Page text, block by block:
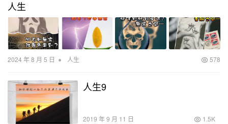
人生
2024 年 8 月 5 日 • 人生 578
人生9
2019 年 9 月 11 日 1.5K